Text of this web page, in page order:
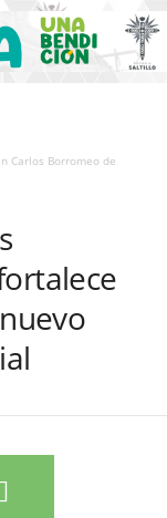
Carlos Borromeo de